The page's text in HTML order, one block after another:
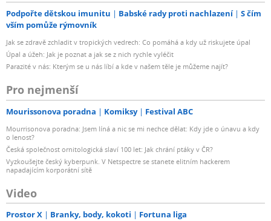
Podpořte dětskou imunitu Babské rady proti nachlazení
S čím
vším pomůže rýmovník
Jak se zdravě zchladit v tropických vedrech: Co pomáhá a kdy už riskujete úpal
Úpal a úžeh: Jak je poznat a jak se z nich rychle vyléčit
Parazité v nás: Kterým se u nás líbí a kde v našem těle je můžeme najít?
Pro nejmenší
Mourissonova poradna Komiksy Festival ABC
Mourrisonova poradna: Jsem líná a nic se mi nechce dělat: Kdy jde o únavu a kdy
o lenost?
Česká společnost ornitologická slaví 100 let: Jak chrání ptáky v ČR?
Vyzkoušejte český kyberpunk. V Netspectre se stanete elitním hackerem
napadajícím korporátní sítě
Video
Prostor X Branky, body, kokoti Fortuna liga